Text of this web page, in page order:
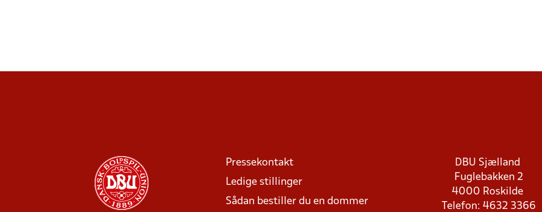
Pressekontakt
Ledige stillinger
Sådan bestiller du en dommer
DBU Sjælland
Fuglebakken 2
4000 Roskilde
Telefon: 4632 3366